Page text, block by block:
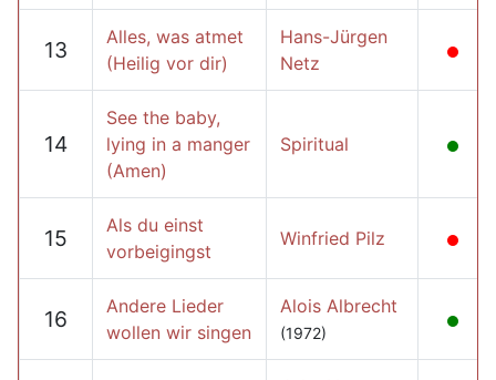
13
Alles, was atmet
(Heilig vor dir)
Hans-Jürgen
Netz
14
See the baby,
lying in a manger
(Amen)
Spiritual
15
Als du einst
vorbeigingst
Winfried Pilz
16
Andere Lieder
wollen wir singen
Alois Albrecht
(1972)